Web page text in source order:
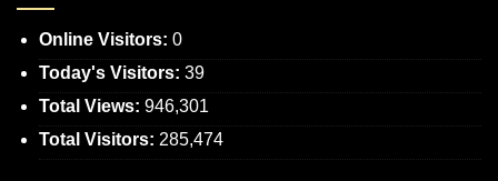
Online Visitors: 0
Today's Visitors: 39
Total Views: 946,301
Total Visitors: 285,474